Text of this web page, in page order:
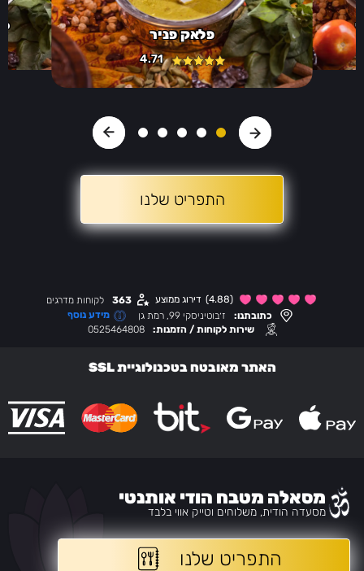
פלאק פניר
4.71
התפריט שלנו
מידע נוסף כתובתנו:
ז׳בוטיניסקי 99, רמת גן
שירות לקוחות / הזמנות:
0525464808
363 לקוחות מדרגים (4.88) דירוג ממוצע
האתר מאובטח בטכנולוגיית SSL
מסאלה מטבח הודי אותנטי
מסעדה הודית, משלוחים וטייק אווי בלבד
התפריט שלנו